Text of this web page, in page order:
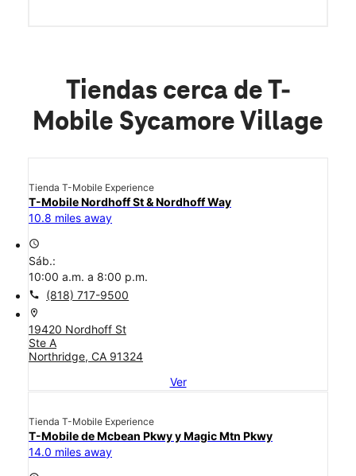
Tiendas cerca de T-
Mobile Sycamore Village
Tienda T-Mobile Experience
T-Mobile Nordhoff St & Nordhoff Way
10.8 miles away
access_time
Sáb.:
10:00 a.m. a 8:00 p.m.
call (818) 717-9500
location_on
19420 Nordhoff St
Ste A
Northridge, CA 91324
Ver
Tienda T-Mobile Experience
T-Mobile de Mcbean Pkwy y Magic Mtn Pkwy
14.0 miles away